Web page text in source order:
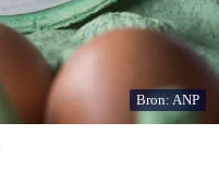
Bron: ANP